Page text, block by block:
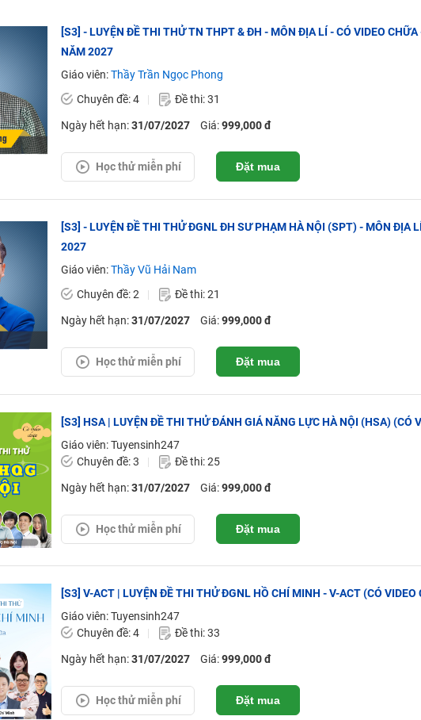
[S3] - LUYỆN ĐỀ THI THỬ TN THPT & ĐH - MÔN ĐỊA LÍ - CÓ VIDEO
NĂM 2027
Giáo viên:Thầy Trần Ngọc Phong
Chuyên đề: 4
Đề thi: 31
Ngày hết hạn:31/07/2027 Giá:999,000 đ
Học thử miễn phí Đặt mua
[S3] - LUYỆN ĐỀ THI THỬ ĐGNL ĐH SƯ PHẠM HÀ NỘI (SPT) - MÔN ĐỊA
2027
Giáo viên:Thầy Vũ Hải Nam
Chuyên đề: 2
Đề thi: 21
Ngày hết hạn:31/07/2027 Giá:999,000 đ
Học thử miễn phí Đặt mua
[S3] HSA | LUYỆN ĐỀ THI THỬ ĐÁNH GIÁ NĂNG LỰC HÀ NỘI (HSA) (CÓ
Giáo viên: Tuyensinh247
Chuyên đề: 3
Đề thi: 25
Ngày hết hạn:31/07/2027 Giá:999,000 đ
Học thử miễn phí Đặt mua
[S3] V-ACT | LUYỆN ĐỀ THI THỬ ĐGNL HỒ CHÍ MINH - V-ACT (CÓ
Giáo viên: Tuyensinh247
Chuyên đề: 4
Đề thi: 33
Ngày hết hạn:31/07/2027 Giá:999,000 đ
Học thử miễn phí Đặt mua